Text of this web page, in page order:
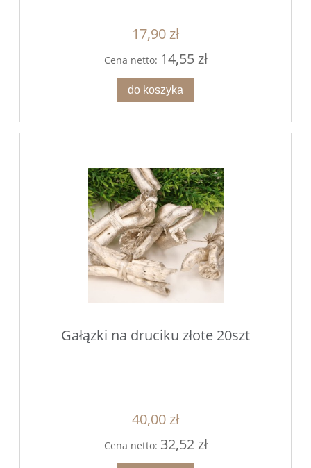
17,90 zł
Cena netto: 14,55 zł
do koszyka
Gałązki na druciku złote 20szt
40,00 zł
Cena netto: 32,52 zł